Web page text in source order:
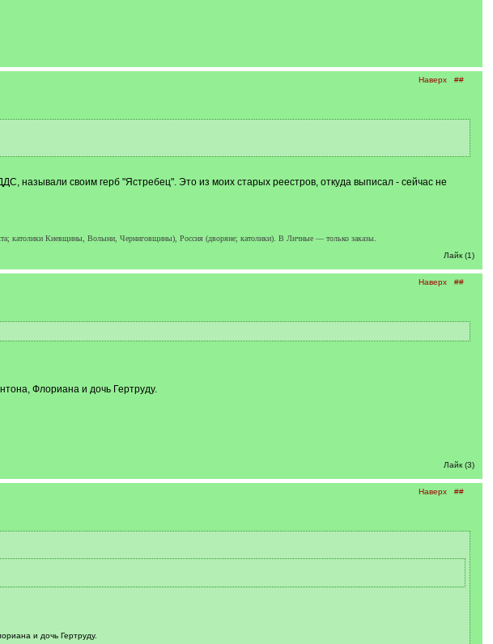
Наверх ##
называли своим герб "Ястребец". Это из моих старых реестров, откуда выписал - сейчас не
католики Киевщины, Волыни, Черниговщины), Россия (дворяне; католики). В Личные — только заказы.
Лайк (1)
Наверх ##
Флориана и дочь Гертруду.
Лайк (3)
Наверх ##
и дочь Гертруду.